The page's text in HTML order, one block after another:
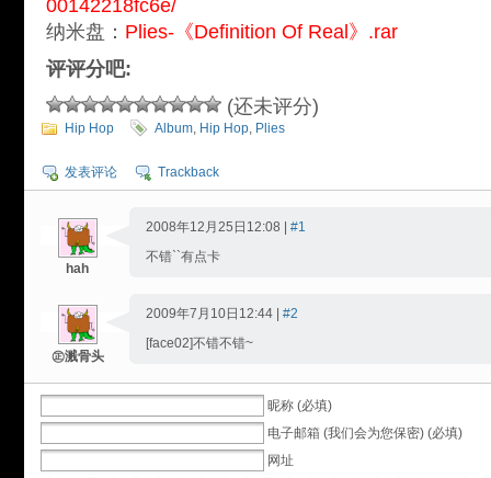
00142218fc6e/
纳米盘： Plies-《Definition Of Real》.rar
评评分吧:
(还未评分)
Hip Hop Album, Hip Hop, Plies
发表评论 Trackback
hah
2008年12月25日12:08 | #1
不错``有点卡
㊣溅骨头
2009年7月10日12:44 | #2
[face02]不错不错~
昵称 (必填)
电子邮箱 (我们会为您保密) (必填)
网址